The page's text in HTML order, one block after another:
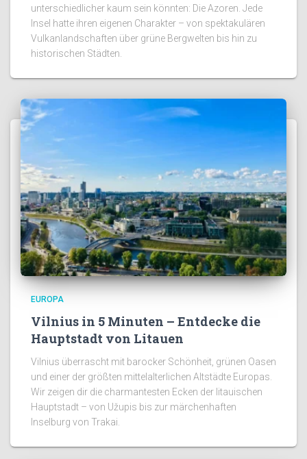
unterschiedlicher kaum sein könnten: Die Azoren. Jede
Insel hatte ihren eigenen Charakter – von spektakulären
Vulkanlandschaften über grüne Bergwelten bis hin zu
historischen Städten.
EUROPA
Vilnius in 5 Minuten – Entdecke die
Hauptstadt von Litauen
Vilnius überrascht mit barocker Schönheit, grünen Oasen
und einer der größten mittelalterlichen Altstädte Europas.
Wir zeigen dir die charmantesten Ecken der litauischen
Hauptstadt – von Užupis bis zur märchenhaften
Inselburg von Trakai.